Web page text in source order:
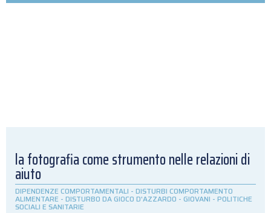
la fotografia come strumento nelle relazioni di
aiuto
DIPENDENZE COMPORTAMENTALI - DISTURBI COMPORTAMENTO
ALIMENTARE - DISTURBO DA GIOCO D'AZZARDO - GIOVANI - POLITICHE
SOCIALI E SANITARIE